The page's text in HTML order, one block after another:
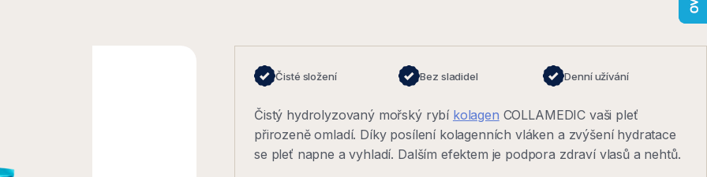
Čisté složení Bez sladidel Denní užívání
Čistý hydrolyzovaný mořský rybí kolagen COLLAMEDIC vaši pleť
přirozeně omladí. Díky posílení kolagenních vláken a zvýšení hydratace
se pleť napne a vyhladí. Dalším efektem je podpora zdraví vlasů a nehtů.